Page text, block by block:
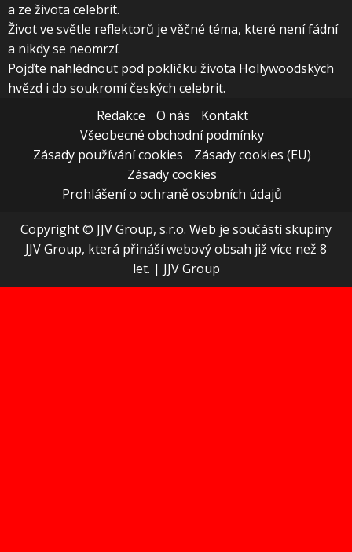
a ze života celebrit.
Život ve světle reflektorů je věčné téma, které není fádní
a nikdy se neomrzí.
Pojďte nahlédnout pod pokličku života Hollywoodských
hvězd i do soukromí českých celebrit.
Redakce
O nás
Kontakt
Všeobecné obchodní podmínky
Zásady používání cookies
Zásady cookies (EU)
Zásady cookies
Prohlášení o ochraně osobních údajů
Copyright © JJV Group, s.r.o. Web je součástí skupiny
JJV Group, která přináší webový obsah již více než 8
let. | JJV Group